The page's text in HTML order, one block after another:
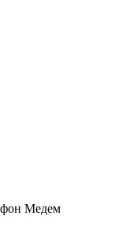
фон Медем